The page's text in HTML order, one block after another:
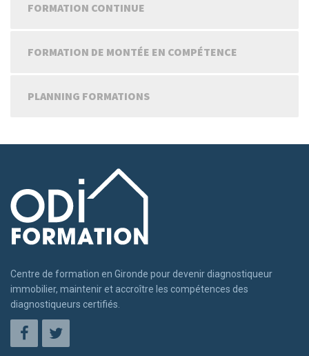
FORMATION CONTINUE
FORMATION DE MONTÉE EN COMPÉTENCE
PLANNING FORMATIONS
Centre de formation en Gironde pour devenir diagnostiqueur
immobilier, maintenir et accroître les compétences des
diagnostiqueurs certifiés.